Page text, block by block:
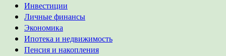
Инвестиции
Личные финансы
Экономика
Ипотека и недвижимость
Пенсия и накопления